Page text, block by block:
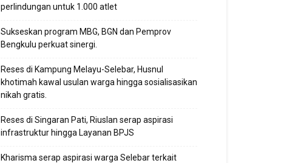
perlindungan untuk 1.000 atlet
Sukseskan program MBG, BGN dan Pemprov
Bengkulu perkuat sinergi.
Reses di Kampung Melayu-Selebar, Husnul
khotimah kawal usulan warga hingga sosialisasikan
nikah gratis.
Reses di Singaran Pati, Riuslan serap aspirasi
infrastruktur hingga Layanan BPJS
Kharisma serap aspirasi warga Selebar terkait